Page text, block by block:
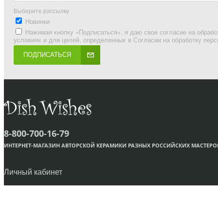
Выберите рассылку
Новинки
Нажимая кнопку «Подписаться», я даю свое согласие на
условиях и для целей, определенных в Согласии на обработку
ПОДПИСАТЬСЯ
8-800-700-16-79
ИНТЕРНЕТ-МАГАЗИН АВТОРСКОЙ КЕРАМИКИ РАЗНЫХ РОССИЙСКИХ
Личный кабинет